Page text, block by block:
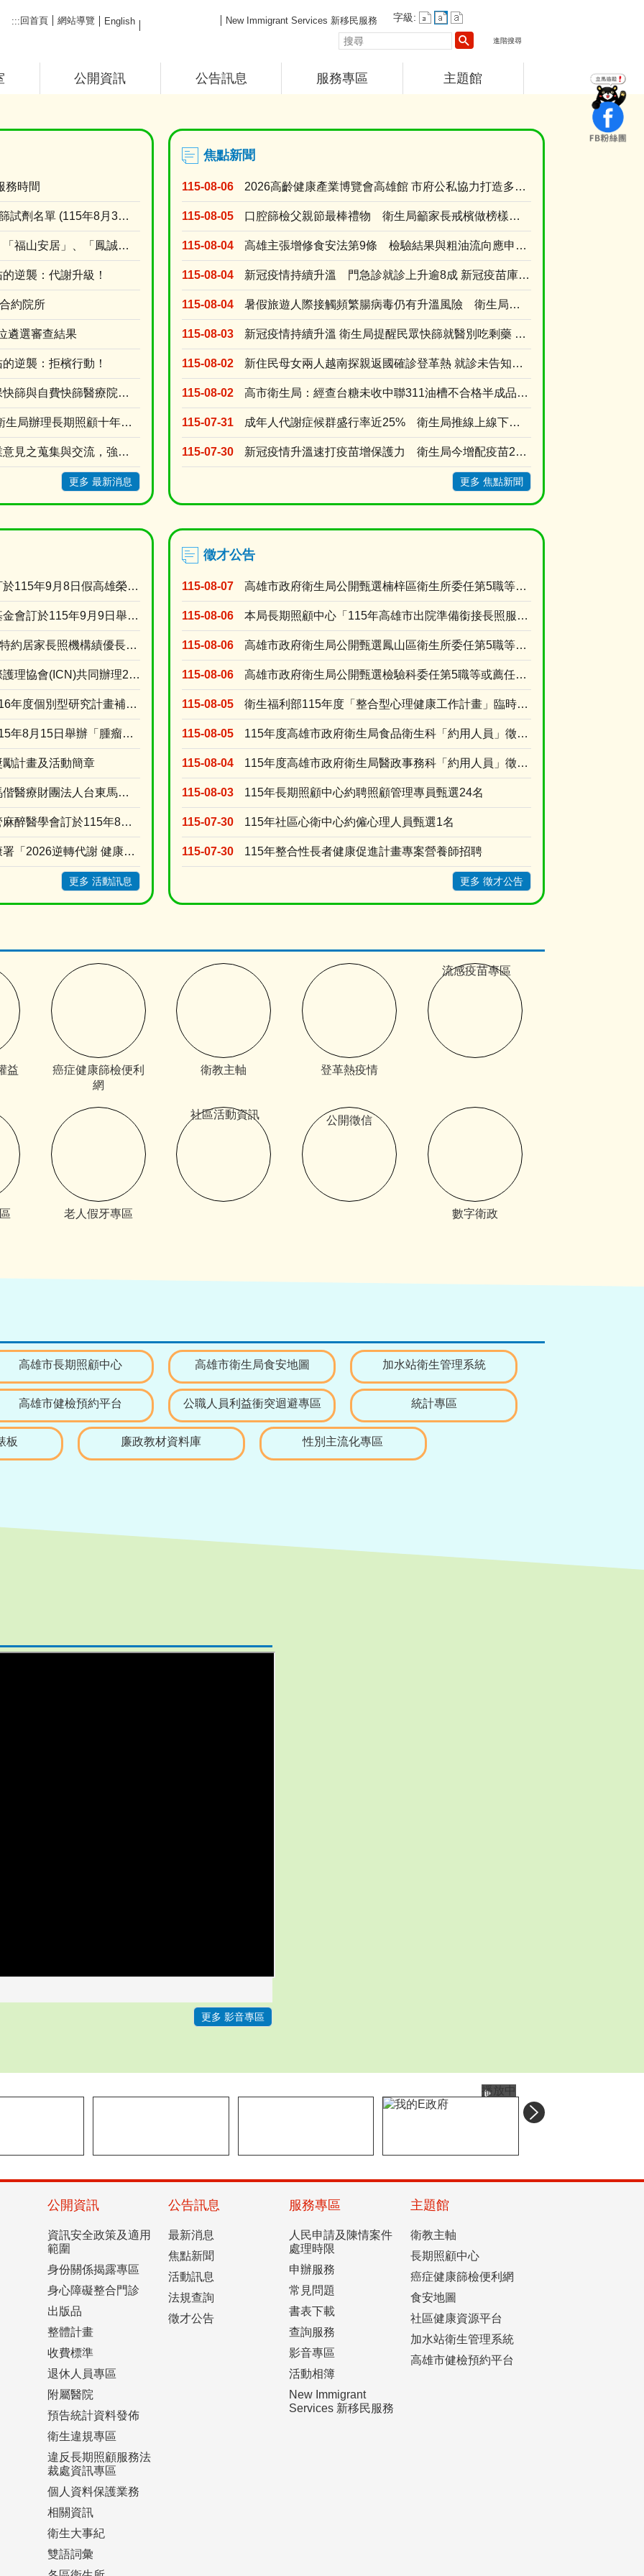
:::回首頁 網站導覽 English FB粉絲團
New Immigrant Services 新移民服務
字級:
尋
進階搜尋
公開資訊 公告訊息 服務專區 主題館
中聯問題油品專區
1150729_新冠疫苗橫幅
115度_電子煙違法_廣告宣
115豪雨過後整頓環境宣導
115衛教主軸
癌症健康篩檢便利
失智照護服務
務時間
高雄市藥局販售COVID-19快篩試劑名單 (115年8月3日上午10時調查)
公告辦理本市「崇實安居」、「福山安居」、「鳳誠安居」、「鳳松安居」、「美都安居」、「岡山社宅....
逆襲：代謝升級！
約院所
遴選審查結果
逆襲：拒檳行動！
高雄市新冠抗病毒藥劑及健保快篩與自費快篩醫療院所名單
115年度第3季「高雄市政府衛生局辦理長期照顧十年計畫3.0居家式照顧暨喘息服務特約審查」
台灣護理學會為促進護理專業意見之蒐集與交流，強化護理人員參與公共事務及政策發展之機會建置「公....
更多 最新消息
焦點新聞
115-08-06 2026高齡健康產業博覽會高雄館 市府公私協力打造多元支持中高齡長輩生活方案
115-08-05 口腔篩檢父親節最棒禮物 衛生局籲家長戒檳做榜樣、青少年勇拒第一口檳榔
115-08-04 高雄主張增修食安法第9條 檢驗結果與粗油流向應申報 強化風險預警
115-08-04 新冠疫情持續升溫 門急診就診上升逾8成 新冠疫苗庫存僅1萬餘劑 近一周接種量是前一週的....
115-08-04 暑假旅遊人際接觸頻繁腸病毒仍有升溫風險 衛生局提醒勤洗手有症狀快就醫
115-08-03 新冠疫情持續升溫 衛生局提醒民眾快篩就醫別吃剩藥 以免延誤黃金治療期
115-08-02 新住民母女兩人越南探親返國確診登革熱 就診未告知旅遊史衛生局依法裁罰
115-08-02 高市衛生局：經查台糖未收中聯311油槽不合格半成品原料油 台糖涉及中聯油品7/9早已預防性下....
115-07-31 成年人代謝症候群盛行率近25% 衛生局推線上線下雙抽獎活動提升正確認
115-07-30 新冠疫情升溫速打疫苗增保護力 衛生局今增配疫苗2萬劑配送轄內醫療院所
更多 焦點新聞
【轉知】臺灣醫療品質協會訂於115年9月8日假高雄榮民總醫院門診大樓第二會議室舉辦「護理人的....
【轉知】財團法人藥害救濟基金會訂於115年9月9日舉辦「2026【醫識能•藥識能】線上直播講....
【重要公告】115年度高雄市特約居家長照機構績優長照人員表揚活動，收件受理期限延長至115年....
【轉知】台灣護理學會與國際護理協會(ICN)共同辦理2027年「第31屆ICN 國際護理大會....
【轉知】台灣護理學會辦理116年度個別型研究計畫補助申請
【轉知】台灣護理學會訂於115年8月15日舉辦「腫瘤照護實證應用」網路研習會(線上視訊課程)
計畫及活動簡章
【轉知】台灣基督長老教會馬偕醫療財團法人台東馬偕紀念醫院訂於115年8月15日(星期六)舉辦....
【轉知】臺灣心臟胸腔暨血管麻醉醫學會訂於115年8月30日辦理2026年臺灣心臟胸腔暨血管麻....
【轉知】衛生福利部國民健康署「2026逆轉代謝 健康加值」活動開跑
更多 活動訊息
徵才公告
115-08-07 高雄市政府衛生局公開甄選楠梓區衛生所委任第5職等或薦任第6職等至第7職等綜合行政職系課員1名
115-08-06 本局長期照顧中心「115年高雄市出院準備銜接長照服務獎勵計畫」臨時人員甄選資格符合名單及甄選....
115-08-06 高雄市政府衛生局公開甄選鳳山區衛生所委任第5職等或薦任第6職等至第7職等衛生技術職系技士1名
115-08-06 高雄市政府衛生局公開甄選檢驗科委任第5職等或薦任第6職等至第7職等衛生技術職系技士(A670....
115-08-05 衛生福利部115年度「整合型心理健康工作計畫」臨時人員 甄選資格符合名單及甄選時間
115-08-05 115年度高雄市政府衛生局食品衛生科「約用人員」徵才公告
115-08-04 115年度高雄市政府衛生局醫政事務科「約用人員」徵才公告
115-08-03 115年長期照顧中心約聘照顧管理專員甄選24名
115-07-30 115年社區心衛中心約僱心理人員甄選1名
115-07-30 115年整合性長者健康促進計畫專案營養師招聘
更多 徵才公告
益
癌症健康篩檢便利
網
衛教主軸 登革熱疫情
流感疫苗專區
老人假牙專區
社區活動資訊 公開徵信
數字衛政
高雄市長期照顧中心 高雄市衛生局食安地圖 加水站衛生管理系統
高雄市健檢預約平台 公職人員利益衝突迴避專區 統計專區
板 廉政教材資料庫 性別主流化專區
更多 影音專區
播放中
公開資訊
資訊安全政策及適用
範圍
身份關係揭露專區
身心障礙整合門診
出版品
整體計畫
收費標準
退休人員專區
附屬醫院
預告統計資料發佈
衛生違規專區
違反長期照顧服務法
裁處資訊專區
個人資料保護業務
相關資訊
衛生大事紀
雙語詞彙
公告訊息
最新消息
焦點新聞
活動訊息
法規查詢
徵才公告
服務專區
人民申請及陳情案件
處理時限
申辦服務
常見問題
書表下載
查詢服務
影音專區
活動相簿
New Immigrant
Services 新移民服務
主題館
衛教主軸
長期照顧中心
癌症健康篩檢便利網
食安地圖
社區健康資源平台
加水站衛生管理系統
高雄市健檢預約平台